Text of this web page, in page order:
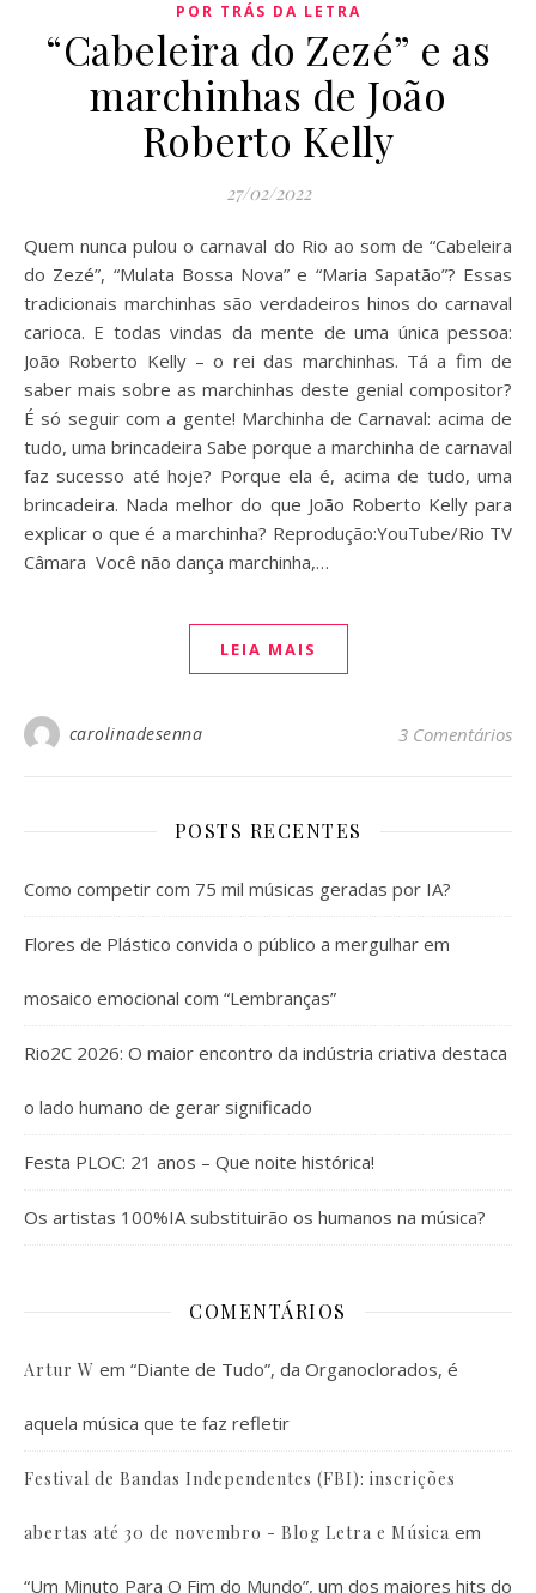
POR TRÁS DA LETRA
“Cabeleira do Zezé” e as
marchinhas de João
Roberto Kelly
27/02/2022
Quem nunca pulou o carnaval do Rio ao som de “Cabeleira
do Zezé”, “Mulata Bossa Nova” e “Maria Sapatão”? Essas
tradicionais marchinhas são verdadeiros hinos do carnaval
carioca. E todas vindas da mente de uma única pessoa:
João Roberto Kelly – o rei das marchinhas. Tá a fim de
saber mais sobre as marchinhas deste genial compositor?
É só seguir com a gente! Marchinha de Carnaval: acima de
tudo, uma brincadeira Sabe porque a marchinha de carnaval
faz sucesso até hoje? Porque ela é, acima de tudo, uma
brincadeira. Nada melhor do que João Roberto Kelly para
explicar o que é a marchinha? Reprodução:YouTube/Rio TV
Câmara Você não dança marchinha,…
LEIA MAIS
carolinadesenna 3 Comentários
POSTS RECENTES
Como competir com 75 mil músicas geradas por IA?
Flores de Plástico convida o público a mergulhar em
mosaico emocional com “Lembranças”
Rio2C 2026: O maior encontro da indústria criativa destaca
o lado humano de gerar significado
Festa PLOC: 21 anos – Que noite histórica!
Os artistas 100%IA substituirão os humanos na música?
COMENTÁRIOS
Artur W em “Diante de Tudo”, da Organoclorados, é
aquela música que te faz refletir
Festival de Bandas Independentes (FBI): inscrições
abertas até 30 de novembro - Blog Letra e Música em
“Um Minuto Para O Fim do Mundo”, um dos maiores hits do